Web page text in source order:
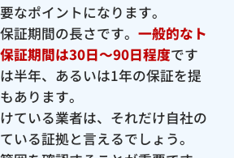
なポイントになります。
証期間の長さです。 一般的なト
証期間は30日〜90日程度です
半年、あるいは1年の保証を提
あります。
ている業者は、それだけ自社の
いる証拠と言えるでしょう。